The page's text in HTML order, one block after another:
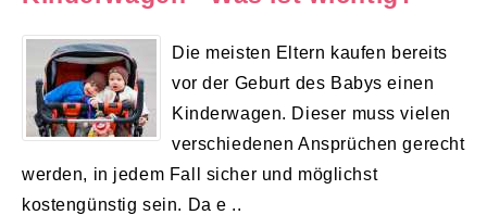
Die meisten Eltern kaufen bereits
vor der Geburt des Babys einen
Kinderwagen. Dieser muss vielen
verschiedenen Ansprüchen gerecht
werden, in jedem Fall sicher und möglichst
kostengünstig sein. Da e ..